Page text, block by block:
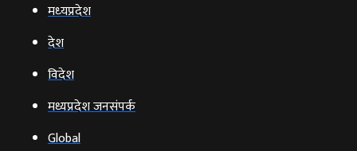
मध्‍यप्रदेश
देश
विदेश
मध्यप्रदेश जनसंपर्क
Global